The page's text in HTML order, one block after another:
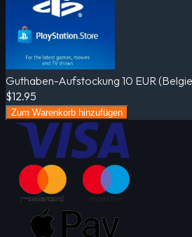
Guthaben-Aufstockung 10 EUR
$12.95
Zum Warenkorb hinzufügen